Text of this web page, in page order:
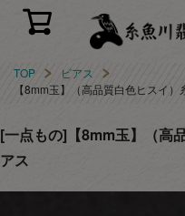
TOP
ピアス
【8mm玉】（高品質白色ヒスイ
[一点もの]【8mm玉】（高
アス